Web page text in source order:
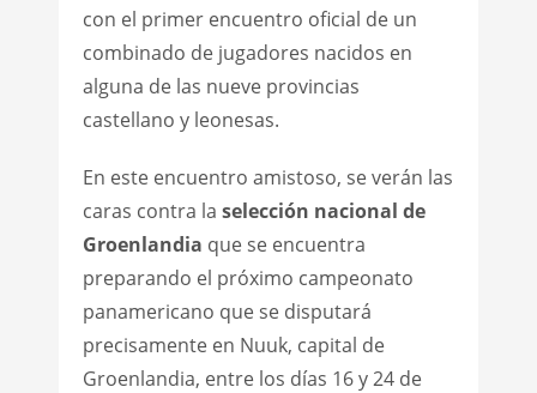
con el primer encuentro oficial de un
combinado de jugadores nacidos en
alguna de las nueve provincias
castellano y leonesas.
En este encuentro amistoso, se verán las
caras contra la selección nacional de
Groenlandia que se encuentra
preparando el próximo campeonato
panamericano que se disputará
precisamente en Nuuk, capital de
Groenlandia, entre los días 16 y 24 de